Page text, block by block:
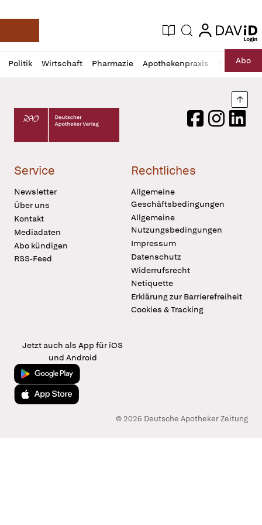
Deutsche Apotheker Zeitung
Aktuelle Ausgabe
Suche login
login
Politik Wirtschaft Pharmazie Apothekenpraxis RechtAbo
Profil
öffnen
Daz
Pur
Deutscher Apotheker Verlag Logo
FacebookInstagram
Service
Newsletter
Über uns
Kontakt
Mediadaten
Abo kündigen
RSS-Feed
Rechtliches
Allgemeine
Geschäftsbedingungen
Allgemeine
Nutzungsbedingungen
Impressum
Datenschutz
Widerrufsrecht
Netiquette
Erklärung zur Barrierefreiheit
Cookies & Tracking
Jetzt auch als App für iOS
und Android
Jetzt bei Google Play
Laden im App Store
© 2026 Deutsche Apotheker Zeitung